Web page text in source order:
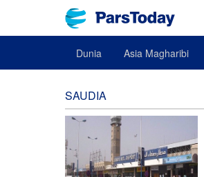
Dunia Asia Magharibi
SAUDIA